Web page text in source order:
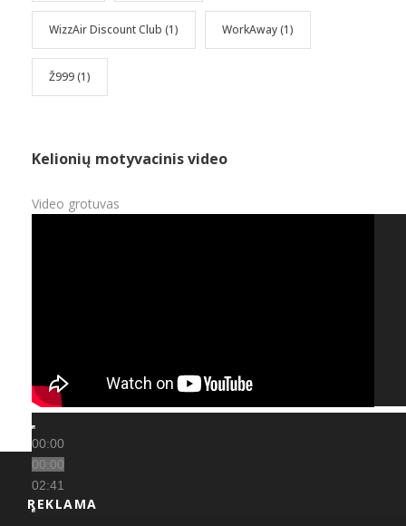
WizzAir Discount Club (1) WorkAway(1)
Ž999(1)
Kelionių motyvacinis video
Video grotuvas
00:00
00:00
02:41
REKLAMA